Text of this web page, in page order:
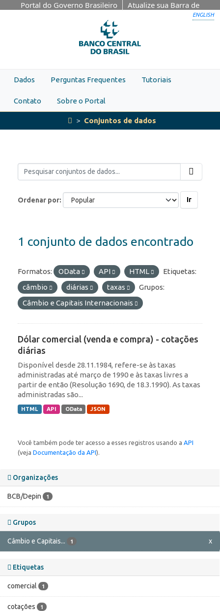
Skip to main content
Portal do Governo Brasileiro
Atualize sua Barra de
ENGLISH
Dados Perguntas Frequentes Tutoriais
Contato Sobre o Portal
Conjuntos de dados
Organizações
BCB/Depin 1
Grupos
Câmbio e Capitais... 1 x
Etiquetas
comercial 1
cotações 1
Ordenar por Ir
1 conjunto de dados encontrado
Formatos: OData API HTML
Etiquetas:
câmbio
diárias taxas
Grupos:
Câmbio e Capitais Internacionais
Dólar comercial (venda e compra) - cotações
diárias
Disponível desde 28.11.1984, refere-se às taxas
administradas até março de 1990 e às taxas livres a
partir de então (Resolução 1690, de 18.3.1990). As taxas
administradas são...
HTML API OData JSON
Você também pode ter acesso a esses registros usando a API
(veja Documentação da API).